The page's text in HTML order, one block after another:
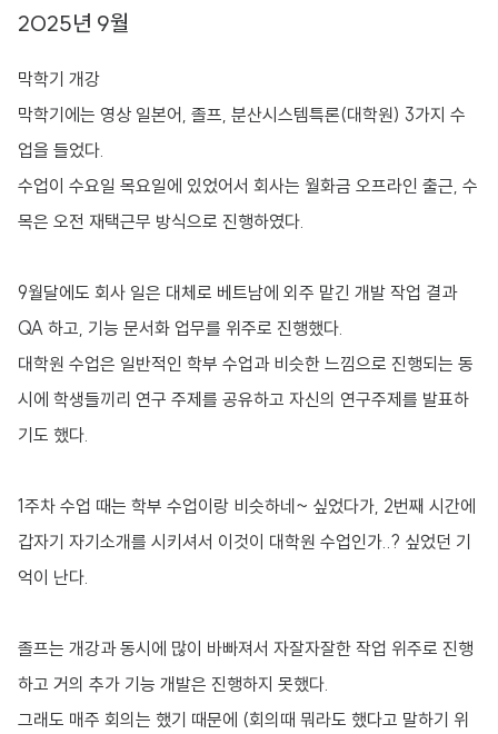
2025년 9월
막학기 개강
막학기에는 영상 일본어, 졸프, 분산시스템특론(대학원) 3가지 수
업을 들었다.
수업이 수요일 목요일에 있었어서 회사는 월화금 오프라인 출근, 수
목은 오전 재택근무 방식으로 진행하였다.
9월달에도 회사 일은 대체로 베트남에 외주 맡긴 개발 작업 결과
QA 하고, 기능 문서화 업무를 위주로 진행했다.
대학원 수업은 일반적인 학부 수업과 비슷한 느낌으로 진행되는 동
시에 학생들끼리 연구 주제를 공유하고 자신의 연구주제를 발표하
기도 했다.
1주차 수업 때는 학부 수업이랑 비슷하네~ 싶었다가, 2번째 시간에
갑자기 자기소개를 시키셔서 이것이 대학원 수업인가..? 싶었던 기
억이 난다.
졸프는 개강과 동시에 많이 바빠져서 자잘자잘한 작업 위주로 진행
하고 거의 추가 기능 개발은 진행하지 못했다.
그래도 매주 회의는 했기 때문에 (회의때 뭐라도 했다고 말하기 위